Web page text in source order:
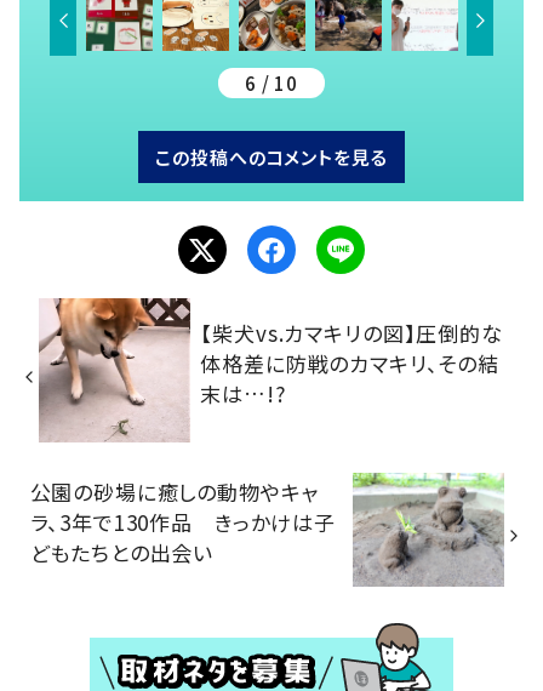
6 / 10
この投稿へのコメントを見る
【柴犬vs.カマキリの図】圧倒的な
体格差に防戦のカマキリ、その結
末は…!?
公園の砂場に癒しの動物やキャ
ラ、3年で130作品 きっかけは子
どもたちとの出会い